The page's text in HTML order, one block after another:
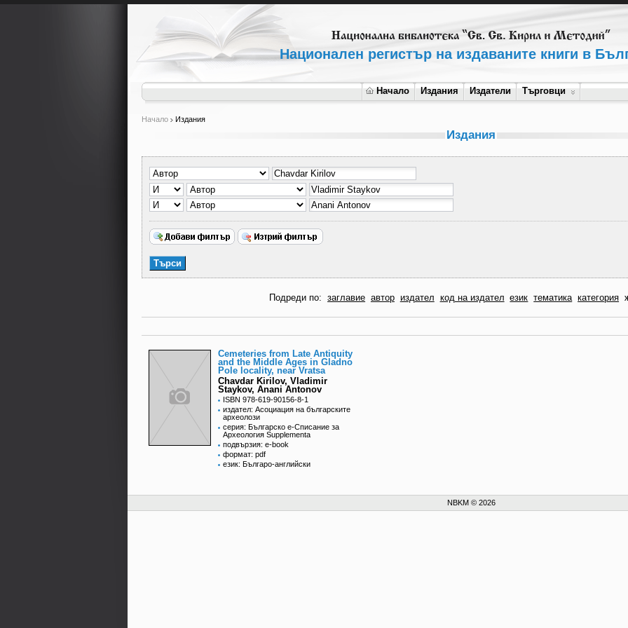
Национален регистър на издаваните книги в
Начало Издания Издатели Търговци
Начало Издания
Издания
Подреди по: заглавие автор издател код на издател език тематика категория
Cemeteries from Late Antiquity
and the Middle Ages in Gladno
Pole locality, near Vratsa
Chavdar Kirilov, Vladimir
Staykov, Anani Antonov
ISBN 978-619-90156-8-1
издател: Асоциация на българските
археолози
серия: Българско е-Списание за
Археология Supplementa
подвързия: e-book
формат: pdf
език: Българо-английски
NBKM © 2026